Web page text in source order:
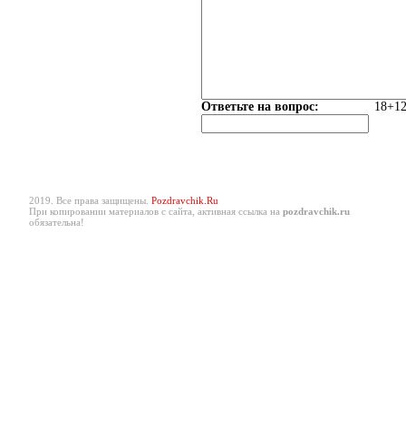
Ответьте на вопрос:
2019. Все права защищены. Pozdravchik.Ru
При копировании материалов с сайта, активная ссылка на pozdravchik.ru
обязательна!